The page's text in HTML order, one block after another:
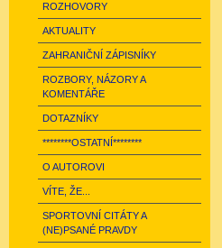
ROZHOVORY
AKTUALITY
ZAHRANIČNÍ ZÁPISNÍKY
ROZBORY, NÁZORY A
KOMENTÁŘE
DOTAZNÍKY
********OSTATNÍ********
O AUTOROVI
VÍTE, ŽE...
SPORTOVNÍ CITÁTY A
(NE)PSANÉ PRAVDY